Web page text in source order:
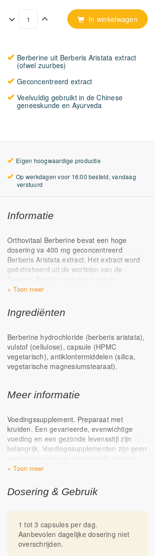
In winkelwagen
Berberine uit Berberis Aristata extract
(ofwel zuurbes)
Geconcentreerd extract
Veelvuldig gebruikt in de Chinese
geneeskunde en Ayurveda
Eigen hoogwaardige productie
Op werkdagen voor 16:00 besteld, vandaag
verstuurd
Informatie
Orthovitaal Berberine bevat een hoge
dosering va 400 mg geconcentreerd
Berberis Aristata extract. Het extract word
geëxtraheerd uit de wortelen van de
Berberis Aristata, ook wel zuurbes
genoemd. Berberine is de naam van het
de zuurbes.
verschillende gezondheidsvoordelen*.
Berberine is een zeer veelzijdig
extract dat meerdere functies heeft.
Zo ondersteunt berberine het herstel
Ingrediënten
Berberine hydrochloride (berberis aristata),
vulstof (cellulose), capsule (HPMC
vegetarisch), antiklontermiddelen (silica,
vegetarische magnesiumstearaat).
Meer informatie
Voedingssupplement. Preparaat met
kruiden. Een gevarieerde, evenwichtige
voeding en een gezonde levensstijl zijn
belangrijk. Voedingssupplementen zijn geen
Koel, droog, donker en buiten het bereik
tijdens zwangerschap of borstvoeding.
Geproduceerd in Nederland.
Dosering & Gebruik
1 tot 3 capsules per dag.
Aanbevolen dagelijke dosering niet
overschrijden.